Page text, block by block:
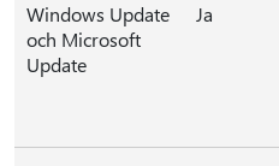
Windows Update
och Microsoft
Update
Ja